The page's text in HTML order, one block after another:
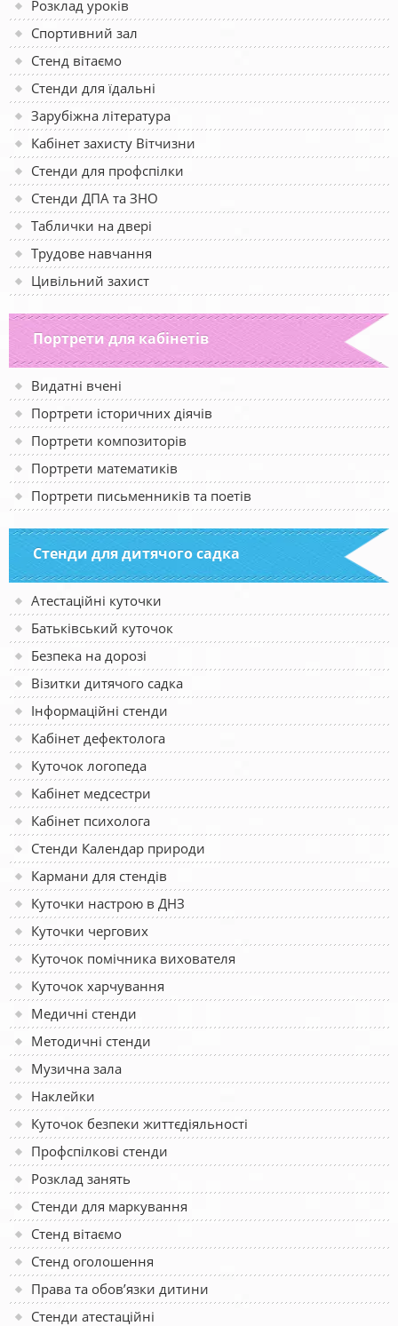
Розклад уроків
Спортивний зал
Стенд вітаємо
Стенди для їдальні
Зарубіжна література
Кабінет захисту Вітчизни
Стенди для профспілки
Стенди ДПА та ЗНО
Таблички на двері
Трудове навчання
Цивільний захист
Портрети для кабінетів
Видатні вчені
Портрети історичних діячів
Портрети композиторів
Портрети математиків
Портрети письменників та поетів
Стенди для дитячого садка
Атестаційні куточки
Батьківський куточок
Безпека на дорозі
Візитки дитячого садка
Інформаційні стенди
Кабінет дефектолога
Куточок логопеда
Кабінет медсестри
Кабінет психолога
Стенди Календар природи
Кармани для стендів
Куточки настрою в ДНЗ
Куточки чергових
Куточок помічника вихователя
Куточок харчування
Медичні стенди
Методичні стенди
Музична зала
Наклейки
Куточок безпеки життєдіяльності
Профспілкові стенди
Розклад занять
Стенди для маркування
Стенд вітаємо
Стенд оголошення
Права та обов’язки дитини
Стенди атестаційні